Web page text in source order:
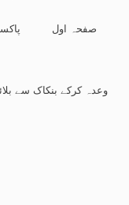
صفحہ اول
کرکے بنکاک سے بلائی